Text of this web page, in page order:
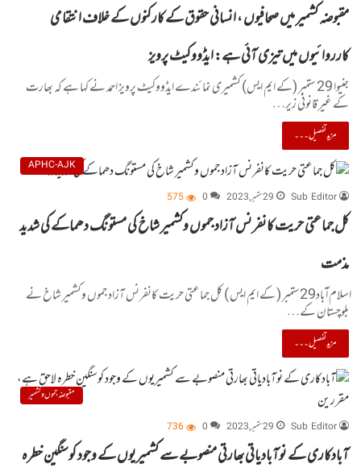
مقبوضہ کشمیر میں صحافیوں ، انسانی حقوق کے کارکنوں کے خلاف انتقامی
کارروائیوں میں تیزی آئی ہے: ایڈووکیٹ پرویز
جنیوا 29 ستمبر (کے ایم ایس) کشمیری نمائندے ایڈووکیٹ پرویز احمد نے کہا ہے کہ بھارت
کے غیر قانونی زیر…
مزید تفصیل۔۔۔
APHC-AJK
Sub Editor
29 ستمبر, 2023 0
575
کل جماعتی حریت کانفرنس آزاد جموں وکشمیر شاخ کی مستونگ دھماکے کی شدید
مذمت
اسلام ا ٓباد29ستمبر ( کے ایم ایس ) کل جماعتی حریت کانفرنس آزاد جموں وکشمیر شاخ نے
بلوچستان کے…
مزید تفصیل۔۔۔
مقبوضہ جموں و کشمیر
Sub Editor
29 ستمبر, 2023 0
736
آبادکاری کے نوآبادیاتی بھارتی منصوبے سے کشمیریوں کے وجود کوسنگین خطرہ